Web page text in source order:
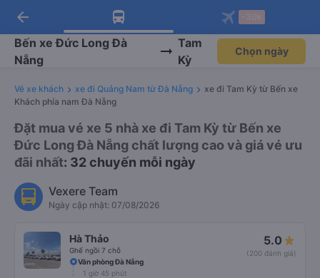
Tải app Vexere ngay!
Nhận ưu đãi thành viên độc
quyền
Mở app
Tải app Vexere
-30k/ghế khi đặt vé máy bay qua
app
Mở app
arrow_back
Bến xe Đức Long Đà
Nẵng
Tam
Kỳ
Chọn ngày
Vé xe khách xe đi Quảng Nam từ Đà Nẵng
xe đi Tam Kỳ từ Bến xe
Khách phía nam Đà Nẵng
Đặt mua vé xe 5 nhà xe đi Tam Kỳ từ Bến xe
Đức Long Đà Nẵng chất lượng cao và giá vé ưu
đãi nhất: 32 chuyến mỗi ngày
Vexere Team
Ngày cập nhật: 07/08/2026
Hà Thảo
Ghế ngồi 7 chỗ
5.0
(200 đánh giá)
Văn phòng Đà Nẵng
1 giờ 45 phút